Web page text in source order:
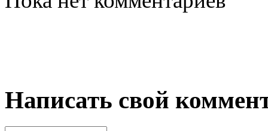
Написать свой